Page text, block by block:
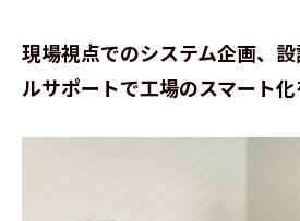
現場視点でのシステム企画、
ルサポートで工場のスマート